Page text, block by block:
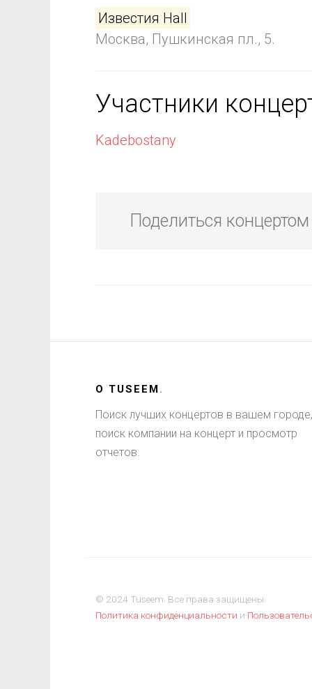
Известия Hall
Москва, Пушкинская пл., 5.
Участники
Kadebostany
Поделиться концертом
О TUSEEM.
Поиск лучших концертов в вашем городе,
поиск компании на концерт и просмотр
отчетов.
© 2024 Tuseem. Все права защищены.
Политика конфиденциальности и